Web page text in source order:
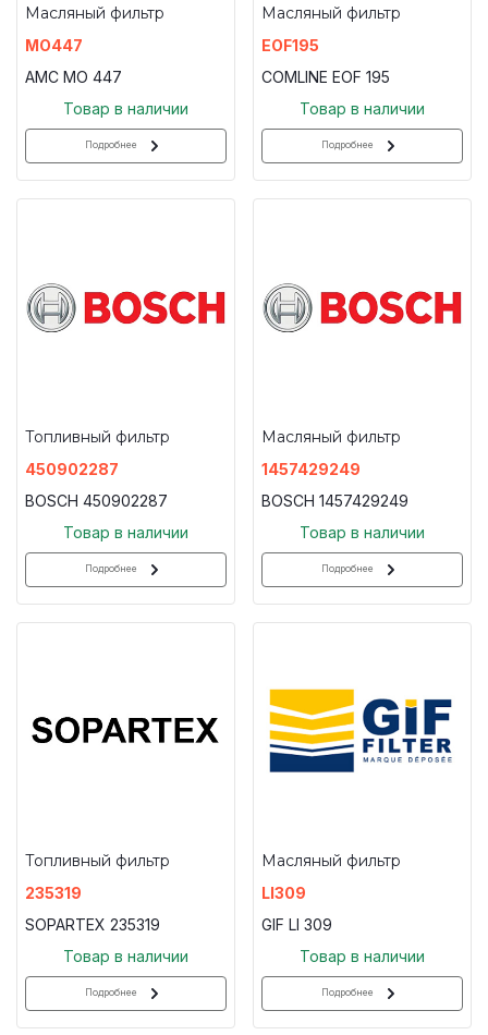
Масляный фильтр
MO447
AMC MO 447
Товар в наличии
Подробнее
Масляный фильтр
EOF195
COMLINE EOF 195
Товар в наличии
Подробнее
Топливный фильтр
450902287
BOSCH 450902287
Товар в наличии
Подробнее
Масляный фильтр
1457429249
BOSCH 1457429249
Товар в наличии
Подробнее
Топливный фильтр
235319
SOPARTEX 235319
Товар в наличии
Подробнее
Масляный фильтр
LI309
GIF LI 309
Товар в наличии
Подробнее